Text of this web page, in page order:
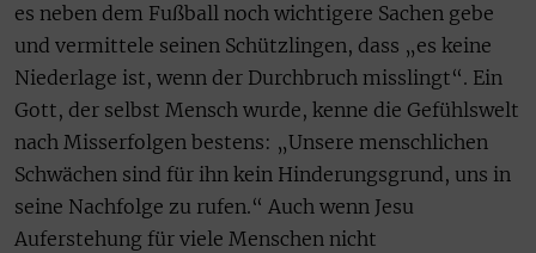
es neben dem Fußball noch wichtigere Sachen gebe
und vermittele seinen Schützlingen, dass „es keine
Niederlage ist, wenn der Durchbruch misslingt“. Ein
Gott, der selbst Mensch wurde, kenne die Gefühlswelt
nach Misserfolgen bestens: „Unsere menschlichen
Schwächen sind für ihn kein Hinderungsgrund, uns in
seine Nachfolge zu rufen.“ Auch wenn Jesu
Auferstehung für viele Menschen nicht